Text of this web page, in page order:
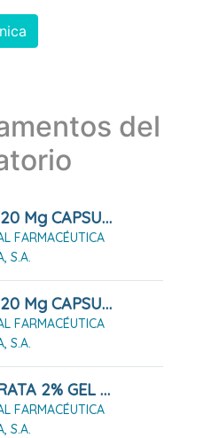
del
DIFUR 120 Mg CAPSULAS DURAS , 24 Cápsulas
FARMACÉUTICA
S.A.
DIFUR 120 Mg CAPSULAS DURAS , 96 Cápsulas
FARMACÉUTICA
S.A.
LICOSTRATA 2% GEL 30 G
FARMACÉUTICA
S.A.